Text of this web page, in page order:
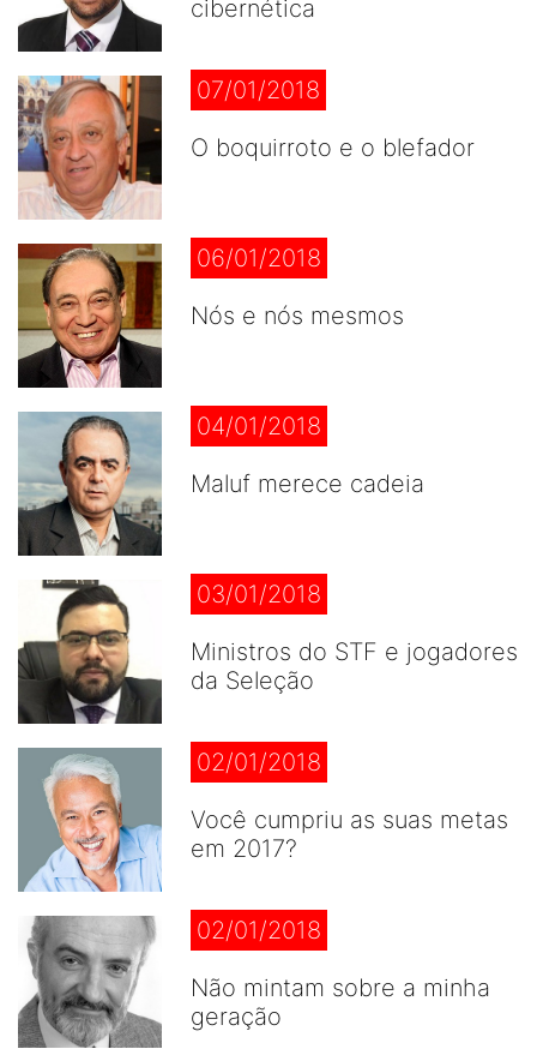
cibernética
07/01/2018
O boquirroto e o blefador
06/01/2018
Nós e nós mesmos
04/01/2018
Maluf merece cadeia
03/01/2018
Ministros do STF e jogadores
da Seleção
02/01/2018
Você cumpriu as suas metas
em 2017?
02/01/2018
Não mintam sobre a minha
geração